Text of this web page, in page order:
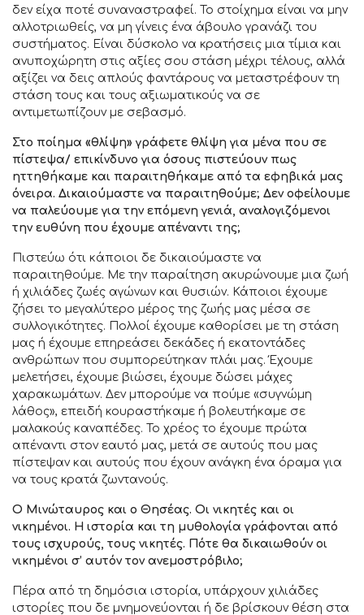
δεν είχα ποτέ συναναστραφεί. Το στοίχημα είναι να μην
αλλοτριωθείς, να μη γίνεις ένα άβουλο γρανάζι του
συστήματος. Είναι δύσκολο να κρατήσεις μια τίμια και
ανυποχώρητη στις αξίες σου στάση μέχρι τέλους, αλλά
αξίζει να δεις απλούς φαντάρους να μεταστρέφουν τη
στάση τους και τους αξιωματικούς να σε
αντιμετωπίζουν με σεβασμό.
Στο ποίημα «θλίψη» γράφετε θλίψη για μένα που σε
πίστεψα/ επικίνδυνο για όσους πιστεύουν πως
ηττηθήκαμε και παραιτηθήκαμε από τα εφηβικά μας
όνειρα. Δικαιούμαστε να παραιτηθούμε; Δεν οφείλουμε
να παλεύουμε για την επόμενη γενιά, αναλογιζόμενοι
την ευθύνη που έχουμε απέναντι της;
Πιστεύω ότι κάποιοι δε δικαιούμαστε να
παραιτηθούμε. Με την παραίτηση ακυρώνουμε μια ζωή
ή χιλιάδες ζωές αγώνων και θυσιών. Κάποιοι έχουμε
ζήσει το μεγαλύτερο μέρος της ζωής μας μέσα σε
συλλογικότητες. Πολλοί έχουμε καθορίσει με τη στάση
μας ή έχουμε επηρεάσει δεκάδες ή εκατοντάδες
ανθρώπων που συμπορεύτηκαν πλάι μας. Έχουμε
μελετήσει, έχουμε βιώσει, έχουμε δώσει μάχες
χαρακωμάτων. Δεν μπορούμε να πούμε «συγνώμη
λάθος», επειδή κουραστήκαμε ή βολευτήκαμε σε
μαλακούς καναπέδες. Το χρέος το έχουμε πρώτα
απέναντι στον εαυτό μας, μετά σε αυτούς που μας
πίστεψαν και αυτούς που έχουν ανάγκη ένα όραμα για
να τους κρατά ζωντανούς.
Ο Μινώταυρος και ο Θησέας. Οι νικητές και οι
νικημένοι. Η ιστορία και τη μυθολογία γράφονται από
τους ισχυρούς, τους νικητές. Πότε θα δικαιωθούν οι
νικημένοι σ’ αυτόν τον ανεμοστρόβιλο;
Πέρα από τη δημόσια ιστορία, υπάρχουν χιλιάδες
ιστορίες που δε μνημονεύονται ή δε βρίσκουν θέση στα